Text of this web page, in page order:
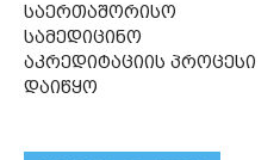
საერთაშორისო
სამედიცინო
აკრედიტაციის პროცესი
დაიწყო